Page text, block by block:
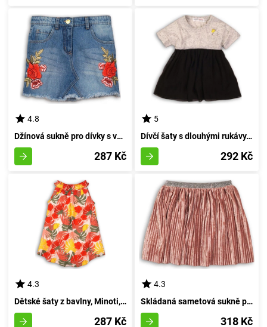
4.8
Džínová sukně pro dívky s vyšívanými detaily, Minoti, UTILITY 11, modrá - velikost 98/104 | pro věk 3-4 let
287 Kč
5
Dívčí šaty s dlouhými rukávy, Minoti, TWIST 12, černá - 92/98 | 2/3let
292 Kč
4.3
Dětské šaty z bavlny, Minoti, Kenya 4, pro dívku - velikost 92/98 | pro věk 2-3 let
287 Kč
4.3
Skládaná sametová sukně pro dívky, Minoti, PETAL 6, růžová - velikost 152/158 | vhodná pro věk 12-13 let
318 Kč